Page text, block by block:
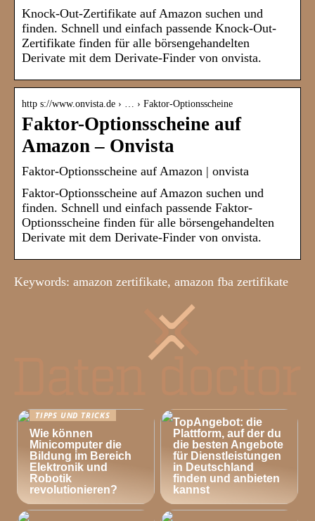
Knock-Out-Zertifikate auf Amazon suchen und
finden. Schnell und einfach passende Knock-Out-
Zertifikate finden für alle börsengehandelten
Derivate mit dem Derivate-Finder von onvista.
http s://www.onvista.de › … › Faktor-Optionsscheine
Faktor-Optionsscheine auf
Amazon – Onvista
Faktor-Optionsscheine auf Amazon | onvista
Faktor-Optionsscheine auf Amazon suchen und
finden. Schnell und einfach passende Faktor-
Optionsscheine finden für alle börsengehandelten
Derivate mit dem Derivate-Finder von onvista.
Keywords: amazon zertifikate, amazon fba zertifikate
TIPPS UND TRICKS
Wie können
Minicomputer die
Bildung im Bereich
Elektronik und
Robotik
revolutionieren?
TopAngebot: die
Plattform, auf der du
die besten Angebote
für Dienstleistungen
in Deutschland
finden und anbieten
kannst